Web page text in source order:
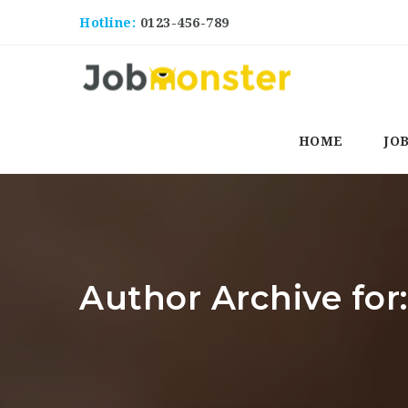
Hotline: 0123-456-789
HOME
Author Archive